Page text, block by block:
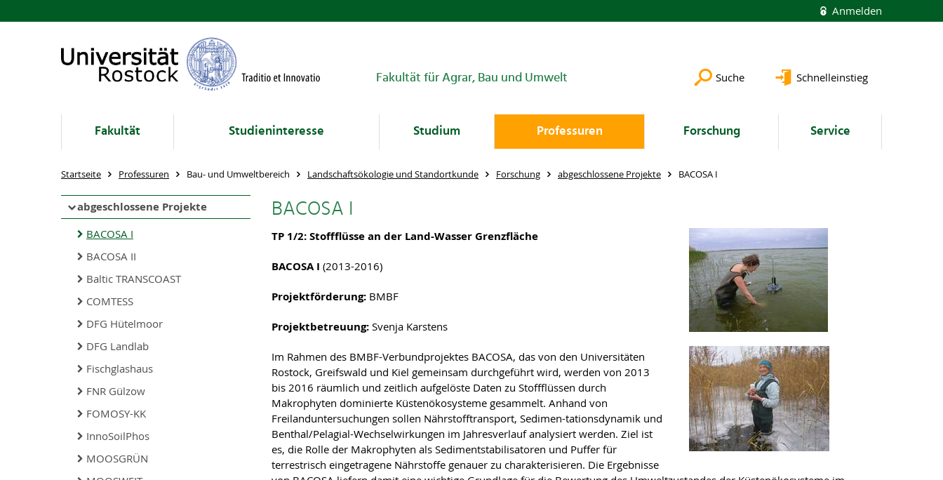
Anmelden
Fakultät für Agrar, Bau und Umwelt Suche Schnelleinstieg
Fakultät Studieninteresse Studium Professuren Forschung Service
Startseite Professuren Bau- und Umweltbereich Landschaftsökologie und Standortkunde Forschung abgeschlossene Projekte BACOSA I
abgeschlossene Projekte
BACOSA I
BACOSA II
Baltic TRANSCOAST
COMTESS
DFG Hütelmoor
DFG Landlab
Fischglashaus
FNR Gülzow
FOMOSY-KK
InnoSoilPhos
MOOSGRÜN
BACOSA I
TP 1/2: Stoffflüsse an der Land-Wasser Grenzfläche
BACOSA I (2013-2016)
Projektförderung: BMBF
Projektbetreuung: Svenja Karstens
Im Rahmen des BMBF-Verbundprojektes BACOSA, das von den Universitäten
Rostock, Greifswald und Kiel gemeinsam durchgeführt wird, werden von 2013
bis 2016 räumlich und zeitlich aufgelöste Daten zu Stoffflüssen durch
Makrophyten dominierte Küstenökosysteme gesammelt. Anhand von
Freilanduntersuchungen sollen Nährstofftransport, Sedimen-tationsdynamik und
Benthal/Pelagial-Wechselwirkungen im Jahresverlauf analysiert werden. Ziel ist
es, die Rolle der Makrophyten als Sedimentstabilisatoren und Puffer für
terrestrisch eingetragene Nährstoffe genauer zu charakterisieren. Die Ergebnisse